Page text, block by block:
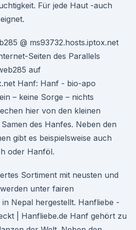
Für jede Haut -auch
@ ms93732.hosts.iptox.net
Seiten des Parallels
auf
Hanf: Hanf - bio-apo
– keine Sorge – nichts
hier von den kleinen
des Hanfes. Neben den
gibt es beispielsweise auch
oder Hanföl.
Sortiment mit neusten und
unter fairen
Nepal hergestellt. Hanfliebe -
| Hanfliebe.de Hanf gehört zu